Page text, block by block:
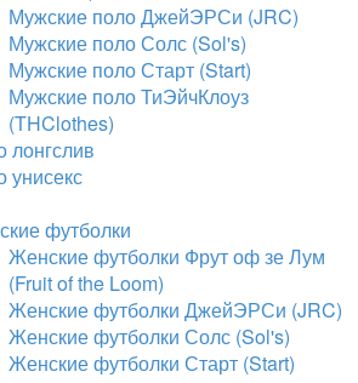
Мужские поло ДжейЭРСи (JRC)
Мужские поло Солс (Sol's)
Мужские поло Старт (Start)
Мужские поло ТиЭйчКлоуз
(THClothes)
лонгслив
унисекс
футболки
Женские футболки Фрут оф зе Лум
(Fruit of the Loom)
Женские футболки ДжейЭРСи (JRC)
Женские футболки Солс (Sol's)
Женские футболки Старт (Start)